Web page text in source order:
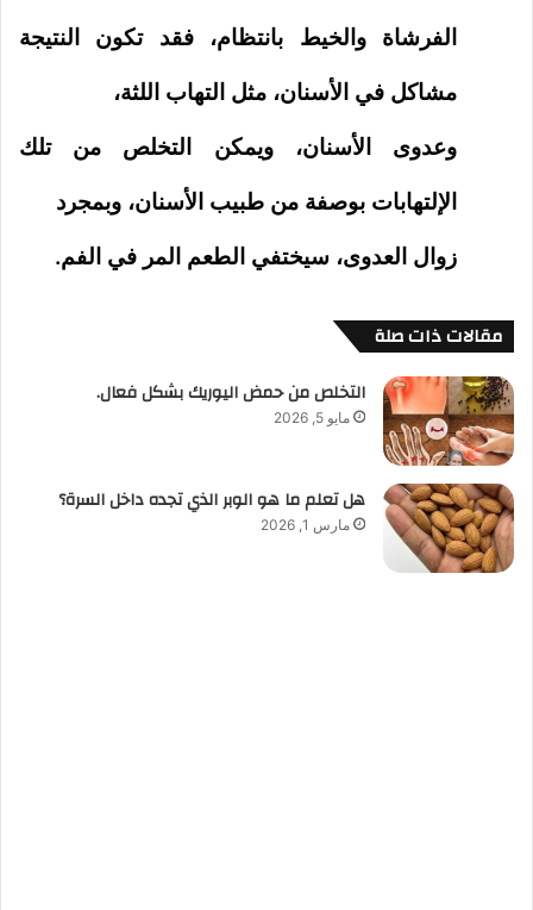
الفرشاة والخيط بانتظام، فقد تكون النتيجة
مشاكل في الأسنان، مثل التهاب اللثة،
وعدوى الأسنان، ويمكن التخلص من تلك
الإلتهابات بوصفة من طبيب الأسنان، وبمجرد
زوال العدوى، سيختفي الطعم المر في الفم.
مقالات ذات صلة
التخلص من حمض اليوريك بشكل فعال.
مايو 5, 2026
هل تعلم ما هو الوبر الذي تجده داخل السرة؟
مارس 1, 2026